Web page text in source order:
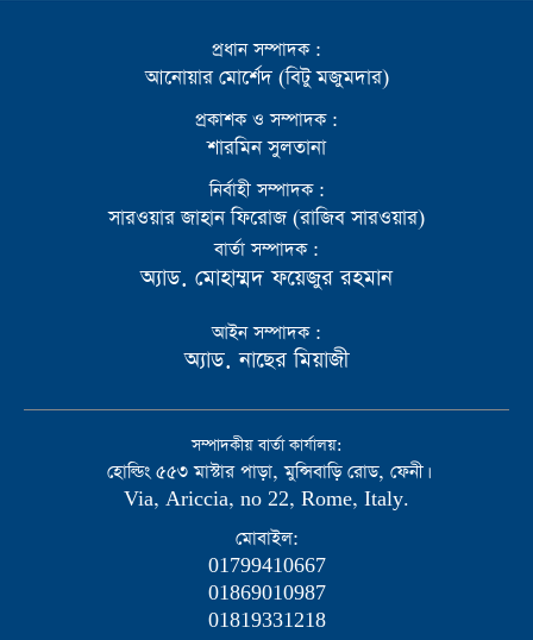
প্রধান সম্পাদক :
আনোয়ার মোর্শেদ (বিটু মজুমদার)
প্রকাশক ও সম্পাদক :
শারমিন সুলতানা
নির্বাহী সম্পাদক :
সারওয়ার জাহান ফিরোজ (রাজিব সারওয়ার)
বার্তা সম্পাদক :
অ্যাড. মোহাম্মদ ফয়েজুর রহমান
আইন সম্পাদক :
অ্যাড. নাছের মিয়াজী
সম্পাদকীয় বার্তা কার্যালয়:
হোল্ডিং ৫৫৩ মাস্টার পাড়া, মুন্সিবাড়ি রোড, ফেনী।
Via, Ariccia, no 22, Rome, Italy.
মোবাইল:
01799410667
01869010987
01819331218